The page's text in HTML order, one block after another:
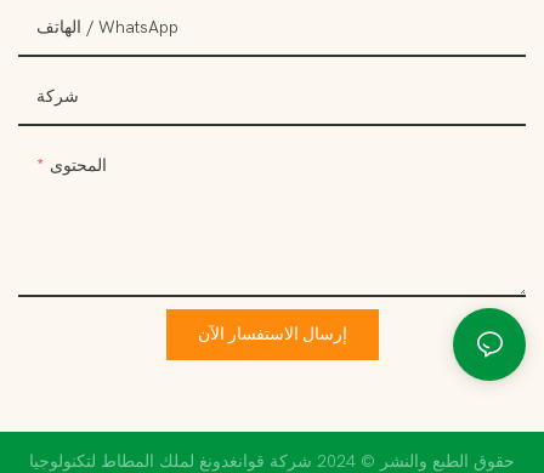
الهاتف / WhatsApp
شركة
المحتوى
إرسال الاستفسار الآن
حقوق الطبع والنشر © 2024 شركة قوانغدونغ لملك المطاط لتكنولوجيا